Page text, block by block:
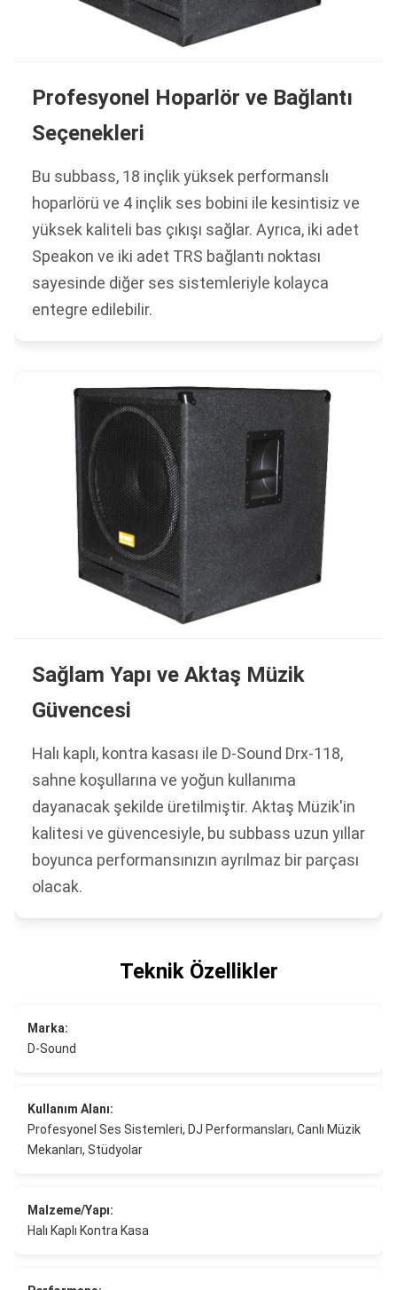
Profesyonel Hoparlör ve Bağlantı
Seçenekleri
Bu subbass, 18 inçlik yüksek performanslı
hoparlörü ve 4 inçlik ses bobini ile kesintisiz ve
yüksek kaliteli bas çıkışı sağlar. Ayrıca, iki adet
Speakon ve iki adet TRS bağlantı noktası
sayesinde diğer ses sistemleriyle kolayca
entegre edilebilir.
Sağlam Yapı ve Aktaş Müzik
Güvencesi
Halı kaplı, kontra kasası ile D-Sound Drx-118,
sahne koşullarına ve yoğun kullanıma
dayanacak şekilde üretilmiştir. Aktaş Müzik'in
kalitesi ve güvencesiyle, bu subbass uzun yıllar
boyunca performansınızın ayrılmaz bir parçası
olacak.
Teknik Özellikler
Marka:
D-Sound
Kullanım Alanı:
Profesyonel Ses Sistemleri, DJ Performansları, Canlı Müzik
Mekanları, Stüdyolar
Malzeme/Yapı:
Halı Kaplı Kontra Kasa